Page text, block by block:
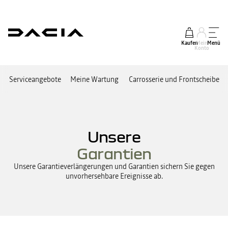
KaufenMein
Konto
Menü
Serviceangebote Meine Wartung Carrosserie und Frontscheibe
Unsere
Garantien
Unsere Garantieverlängerungen und Garantien sichern Sie gegen
unvorhersehbare Ereignisse ab.